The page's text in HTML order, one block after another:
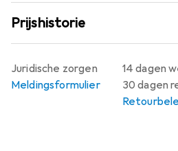
Prijshistorie
14 dagen
30 dagen
Juridische zorgen
Meldingsformulier